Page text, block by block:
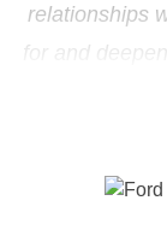
relationships
for and
develops
trucks, sport